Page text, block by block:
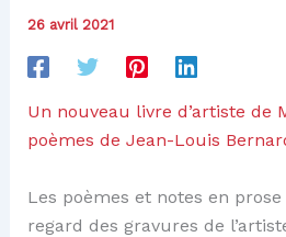
26 avril 2021
Un nouveau livre d’artiste de
poèmes de Jean-Louis
Les poèmes et notes en
regard des gravures de